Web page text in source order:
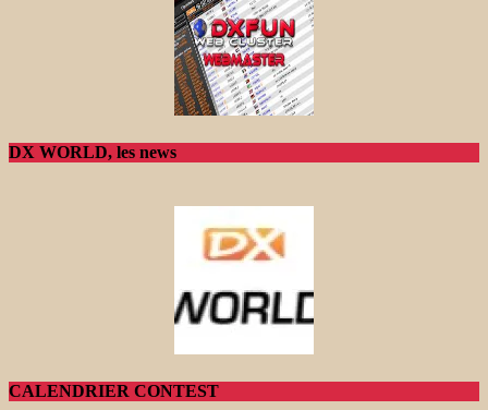
DX WORLD, les news
CALENDRIER CONTEST